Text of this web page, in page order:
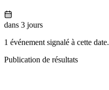
dans 3 jours
1 événement signalé à cette date.
Publication de résultats